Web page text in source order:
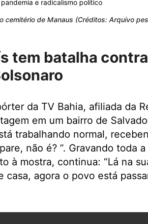
cemitério de Manaus (Créditos: Arquivo
tem batalha
da TV Bahia, afiliada da
em um bairro de
trabalhando normal,
não é? ”. Gravando toda
à mostra, continua: “Lá na
agora o povo está